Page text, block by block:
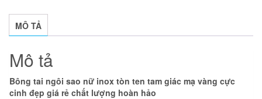
mạ
vàng
BT363
số
lượng
MÔ TẢ
Mô tả
Bông tai ngôi sao nữ inox tòn ten tam giác mạ vàng cực
cinh đẹp giá rẻ chất lượng hoàn hảo